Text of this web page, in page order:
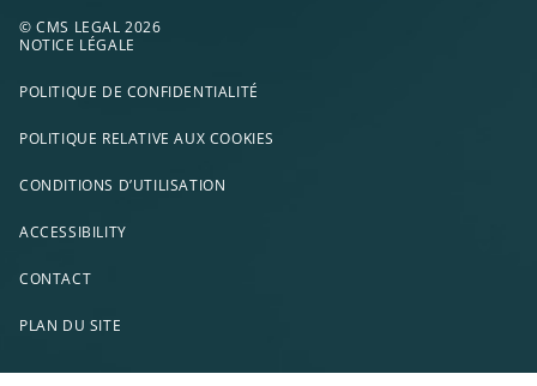
© CMS LEGAL 2026
NOTICE LÉGALE
POLITIQUE DE CONFIDENTIALITÉ
POLITIQUE RELATIVE AUX COOKIES
CONDITIONS D’UTILISATION
ACCESSIBILITY
CONTACT
PLAN DU SITE